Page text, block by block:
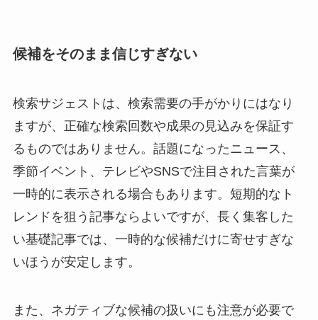
候補をそのまま信じすぎない
検索サジェストは、検索需要の手がかりにはなり
ますが、正確な検索回数や成果の見込みを保証す
るものではありません。話題になったニュース、
季節イベント、テレビやSNSで注目された言葉が
一時的に表示される場合もあります。短期的なト
レンドを狙う記事ならよいですが、長く集客した
い基礎記事では、一時的な候補だけに寄せすぎな
いほうが安定します。
また、ネガティブな候補の扱いにも注意が必要で